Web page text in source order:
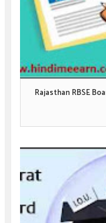
Rajasthan RBSE